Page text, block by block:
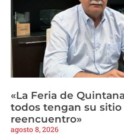
«La Feria de
todos tengan su
reencuentro»
agosto 8, 2026